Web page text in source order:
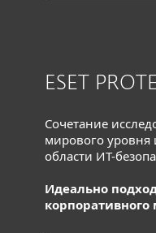
ESET
Сочетание
мирового
области ИТ-
Идеально